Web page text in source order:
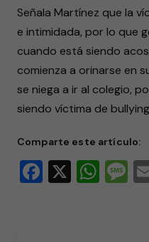
Señala Martínez que la
e intimidada, por lo que
cuando está siendo
comienza a orinarse en
se niega a ir al colegio,
siendo víctima de
Comparte este artículo:
Facebook
X